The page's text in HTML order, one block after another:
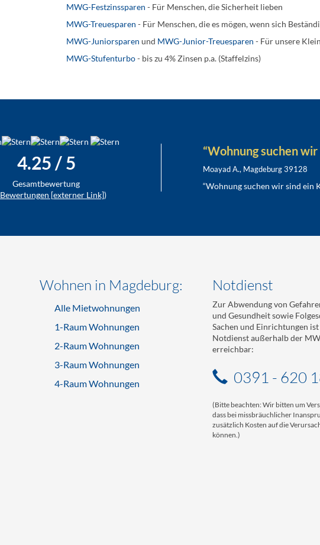
MWG-Festzinssparen - Für Menschen, die Sicherheit lieben
MWG-Treuesparen - Für Menschen, die es mögen, wenn sich
MWG-Juniorsparen und MWG-Junior-Treuesparen - Für unsere
MWG-Stufenturbo- bis zu 4% Zinsen p.a. (Staffelzins)
4.25 / 5
Gesamtbewertung
Bewertungen [externer Link])
“Wohnung suchen wir
Moayad A., Magdeburg 39128
“Wohnung suchen wir sind ein
Wohnen in Magdeburg:
Alle Mietwohnungen
1-Raum Wohnungen
2-Raum Wohnungen
3-Raum Wohnungen
4-Raum Wohnungen
Notdienst
Zur Abwendung von
und Gesundheit sowie
Sachen und Einrichtungen
Notdienst außerhalb der
erreichbar:
0391 - 620
(Bitte beachten: Wir bitten um
dass bei missbräuchlicher
zusätzlich Kosten auf die
können.)